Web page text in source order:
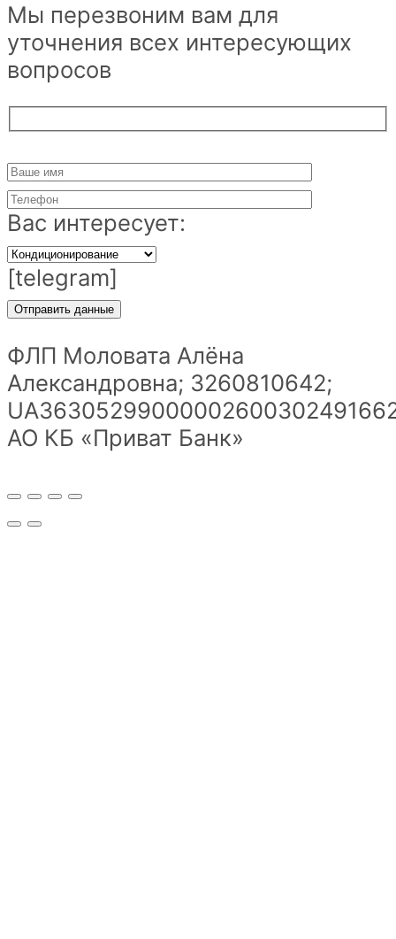
Мы перезвоним вам для
уточнения всех интересующих
вопросов
Вас интересует:
[telegram]
ФЛП Моловата Алёна
Александровна; 3260810642;
АО КБ «Приват Банк»